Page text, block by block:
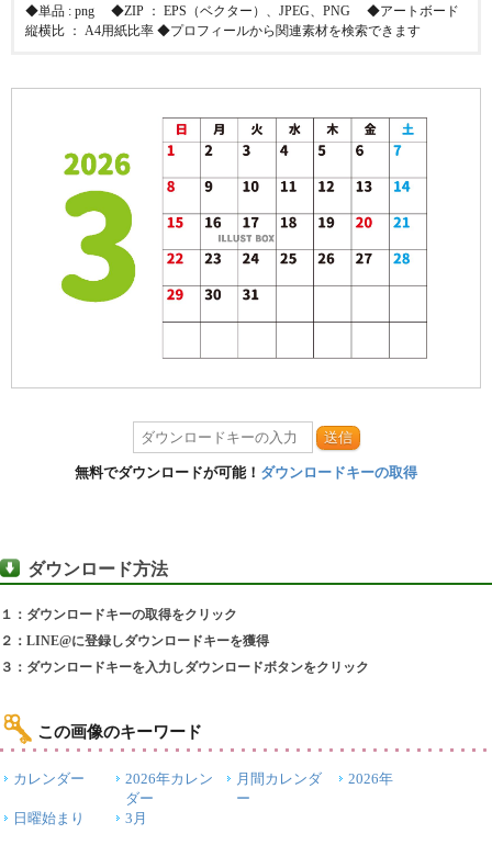
◆単品 : png ◆ZIP ： EPS（ベクター）、JPEG、PNG ◆アートボード
縦横比 ： A4用紙比率 ◆プロフィールから関連素材を検索できます
送信
無料でダウンロードが可能！ ダウンロードキーの取得
ダウンロード方法
１：ダウンロードキーの取得をクリック
２：LINE@に登録しダウンロードキーを獲得
３：ダウンロードキーを入力しダウンロードボタンをクリック
この画像のキーワード
カレンダー
2026年カレン
ダー
月間カレンダ
ー
2026年
日曜始まり 3月